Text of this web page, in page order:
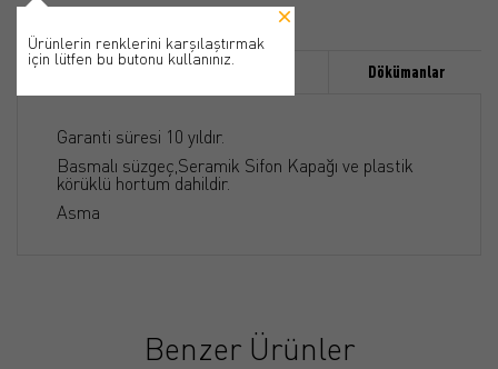
Ürünlerin renklerini karşılaştırmak
için lütfen bu butonu kullanınız.
Dökümanlar
Garanti süresi 10 yıldır.
Basmalı süzgeç,Seramik Sifon Kapağı ve plastik
körüklü hortum dahildir.
Asma
Benzer Ürünler